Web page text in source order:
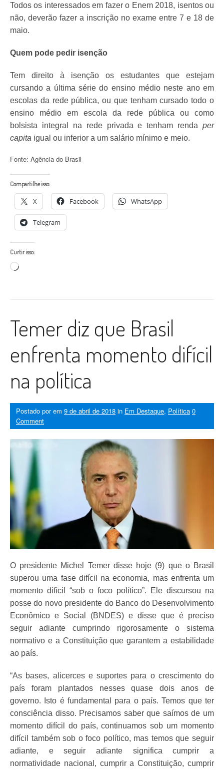
Todos os interessados em fazer o Enem 2018, isentos ou
não, deverão fazer a inscrição no exame entre 7 e 18 de
maio.
Quem pode pedir isenção
Tem direito à isenção os estudantes que estejam
cursando a última série do ensino médio neste ano em
escolas da rede pública, ou que tenham cursado todo o
ensino médio em escola da rede pública ou como
bolsista integral na rede privada e tenham renda per
capita igual ou inferior a um salário mínimo e meio.
Fonte: Agência do Brasil
Compartilhe isso:
X Facebook WhatsApp
Telegram
Curtir isso:
Carregando...
Temer diz que Brasil
enfrenta momento difícil
na política
Postado porem 9 de abril de 2018 in Em Destaque, Política 0
Comment
O presidente Michel Temer disse hoje (9) que o Brasil
superou uma fase difícil na economia, mas enfrenta um
momento difícil “sob o foco político”. Ele discursou na
posse do novo presidente do Banco do Desenvolvimento
Econômico e Social (BNDES) e disse que é preciso
seguir adiante cumprindo rigorosamente o sistema
normativo e a Constituição que garantem a estabilidade
ao país.
“As bases, alicerces e suportes para o crescimento do
país foram plantados nesses quase dois anos de
governo. Isto é fundamental para o país. Temos que ter
consciência disso. Precisamos saber que saímos de um
momento difícil do país, continuamos sob um momento
difícil também sob o foco político, mas temos que seguir
adiante, e seguir adiante significa cumprir a
normatividade nacional, cumprir a Constituição, cumprir